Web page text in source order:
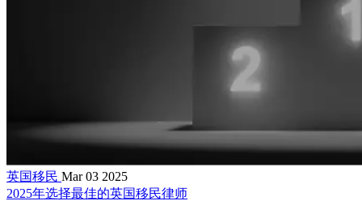
英国移民 Mar 03 2025
2025年选择最佳的英国移民律师